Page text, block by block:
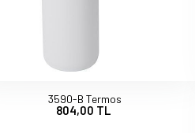
3590-B Termos
804,00 TL